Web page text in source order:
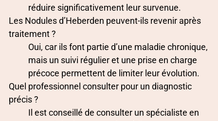
réduire significativement leur survenue.
Les Nodules d’Heberden peuvent-ils revenir après
traitement ?
Oui, car ils font partie d’une maladie chronique,
mais un suivi régulier et une prise en charge
précoce permettent de limiter leur évolution.
Quel professionnel consulter pour un diagnostic
précis ?
Il est conseillé de consulter un spécialiste en